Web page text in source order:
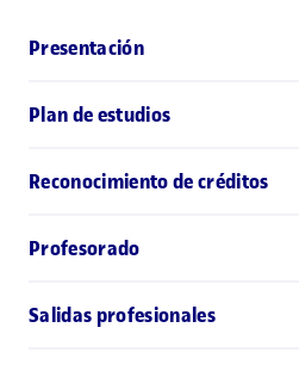
Presentación
Plan de estudios
Reconocimiento de créditos
Profesorado
Salidas profesionales